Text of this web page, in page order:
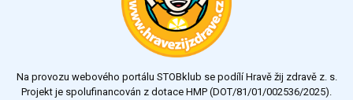
Výsledky Všechny ankety
Na provozu webového portálu STOBklub se podílí Hravě žij zdravě z. s.
Projekt je spolufinancován z dotace HMP (DOT/81/01/002536/2025).